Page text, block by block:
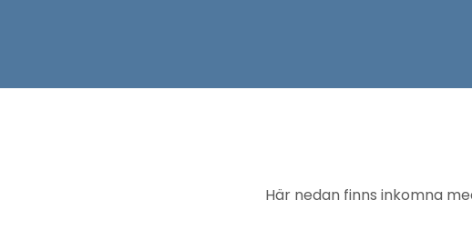
Här nedan finns inkomna